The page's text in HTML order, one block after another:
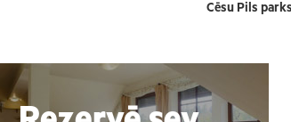
Cēsu Pils parks